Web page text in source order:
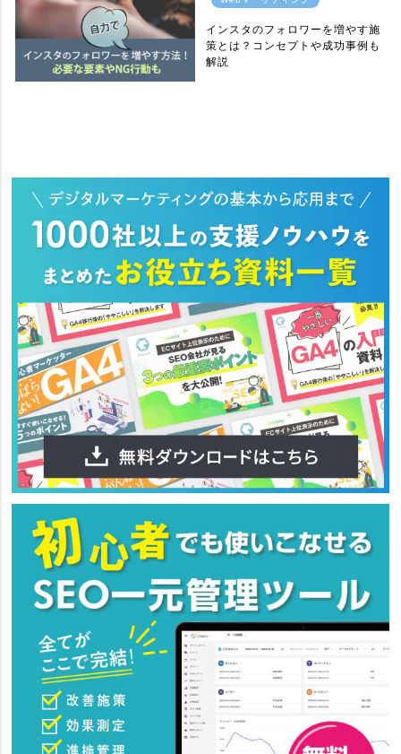
インスタのフォロワーを増やす施
策とは？コンセプトや成功事例も
解説